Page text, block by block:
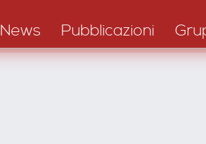
News Pubblicazioni